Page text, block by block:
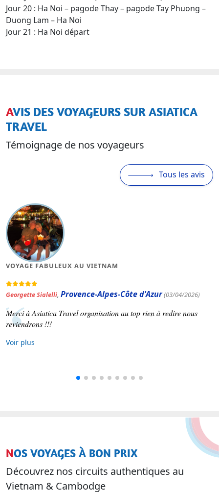
Jour 20 : Ha Noi – pagode Thay – pagode Tay Phuong –
Duong Lam – Ha Noi
Jour 21 : Ha Noi départ
AVIS DES VOYAGEURS SUR ASIATICA
TRAVEL
Témoignage de nos voyageurs
Tous les avis
MAGNIFIQUE VOYAGE AU VIETNAM
Patrick Varinard,Occitanie(19/03/2026)
Asiatica travel nous a concocté un voyage selon nos souhaits.
NOS VOYAGES À BON PRIX
Découvrez nos circuits authentiques au
Vietnam & Cambodge